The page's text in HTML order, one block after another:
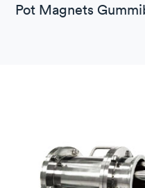
Pot Magnets